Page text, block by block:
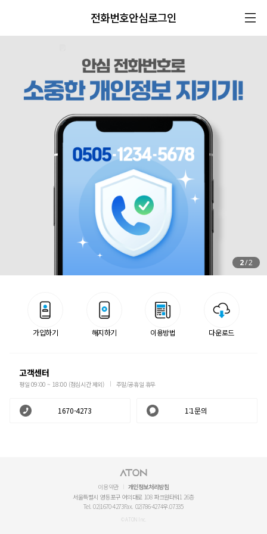
전화번호안심로그인
2/2
가입하기 해지하기 이용방법 다운로드
고객센터
평일 09:00 ~ 18:00 (점심시간 제외) 주말/공휴일 휴무
1670-4273 1:1문의
이용약관
개인정보처리방침
서울특별시 영등포구 여의대로 108 파크원타워1 26층
Tel. 02)1670-4273Fax. 02)786-4274우.07335
© ATON Inc.